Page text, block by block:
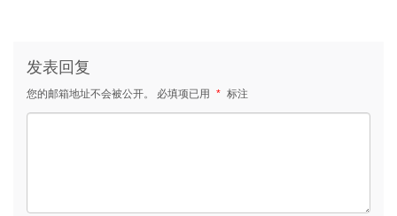
发表回复
您的邮箱地址不会被公开。 必填项已用 * 标注